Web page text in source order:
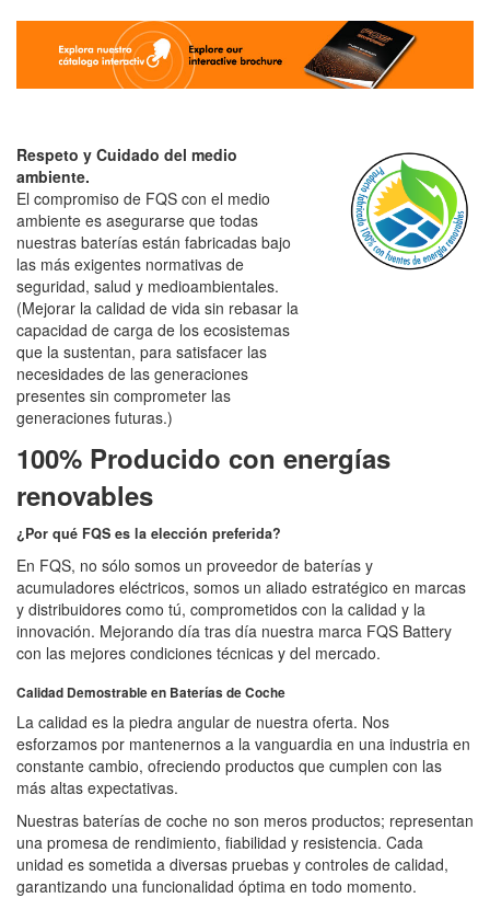
Respeto y Cuidado del medio
ambiente.
El compromiso de FQS con el medio
ambiente es asegurarse que todas
nuestras baterías están fabricadas bajo
las más exigentes normativas de
seguridad, salud y medioambientales.
(Mejorar la calidad de vida sin rebasar la
capacidad de carga de los ecosistemas
que la sustentan, para satisfacer las
necesidades de las generaciones
presentes sin comprometer las
generaciones futuras.)
100% Producido con energías
renovables
¿Por qué FQS es la elección preferida?
En FQS, no sólo somos un proveedor de baterías y
acumuladores eléctricos, somos un aliado estratégico en marcas
y distribuidores como tú, comprometidos con la calidad y la
innovación. Mejorando día tras día nuestra marca FQS Battery
con las mejores condiciones técnicas y del mercado.
Calidad Demostrable en Baterías de Coche
La calidad es la piedra angular de nuestra oferta. Nos
esforzamos por mantenernos a la vanguardia en una industria en
constante cambio, ofreciendo productos que cumplen con las
más altas expectativas.
Nuestras baterías de coche no son meros productos; representan
una promesa de rendimiento, fiabilidad y resistencia. Cada
unidad es sometida a diversas pruebas y controles de calidad,
garantizando una funcionalidad óptima en todo momento.